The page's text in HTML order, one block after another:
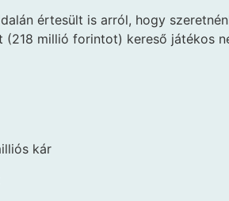
értesült is arról, hogy
millió forintot) kereső játékos
kár